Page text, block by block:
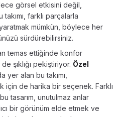
görsel etkisini değil,
takımı, farklı parçalarla
mümkün, böylece her
sürdürebilirsiniz.
temas ettiğinde konfor
şıklığı pekiştiriyor. Özel
yer alan bu takımı,
de harika bir seçenek. Farklı
tasarım, unutulmaz anlar
bir görünüm elde etmek ve